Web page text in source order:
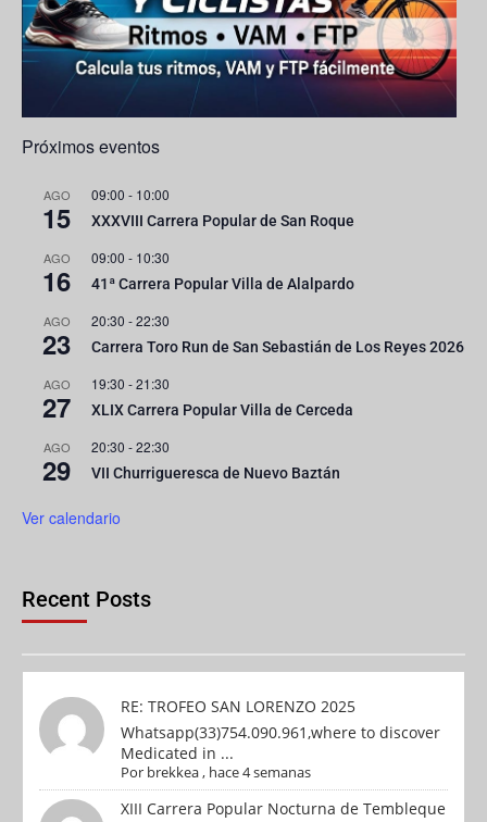
e
l
Próximos eventos
AGO
15
09:00 - 10:00
XXXVIII Carrera Popular de San Roque
AGO
16
09:00 - 10:30
41ª Carrera Popular Villa de Alalpardo
AGO
23
20:30 -22:30
Carrera Toro Run de San Sebastián de Los Reyes 2026
AGO
27
19:30 -21:30
XLIX Carrera Popular Villa de Cerceda
AGO
29
20:30 -22:30
VII Churrigueresca de Nuevo Baztán
Ver calendario
Recent Posts
RE: TROFEO SAN LORENZO 2025
Whatsapp(33)754.090.961,where to discover
Medicated in ...
Por brekkea , hace 4 semanas
XIII Carrera Popular Nocturna de Tembleque